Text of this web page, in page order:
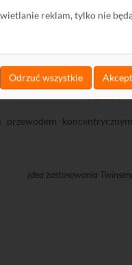
reklam, tylko nie
Odrzuć wszystkie
nie jest możliwe,
koncentrycznym.
Nadajnik
Idea zastosowania